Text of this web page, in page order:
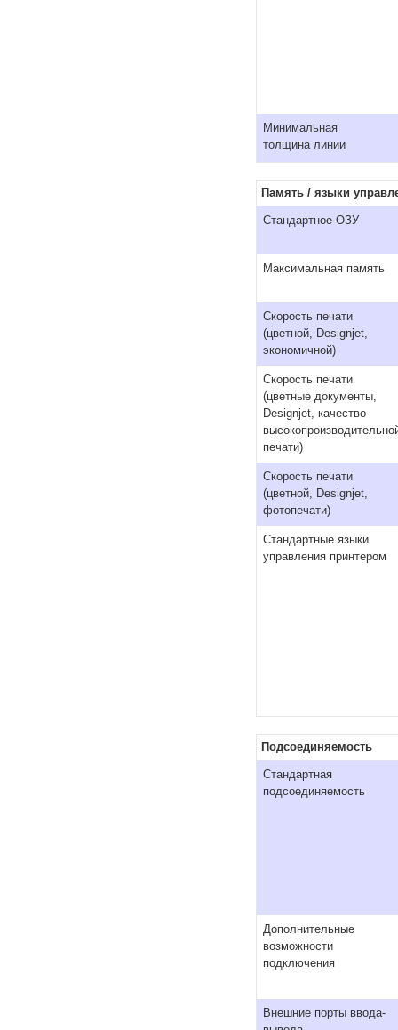
Минимальная
толщина линии
Память / языки
Стандартное ОЗУ
Максимальная память
Скорость печати
(цветной, Designjet,
экономичной)
Скорость печати
(цветные документы,
Designjet, качество
печати)
Скорость печати
(цветной, Designjet,
фотопечати)
Стандартные языки
управления принтером
Подсоединяемость
Стандартная
подсоединяемость
Дополнительные
возможности
подключения
Внешние порты ввода-